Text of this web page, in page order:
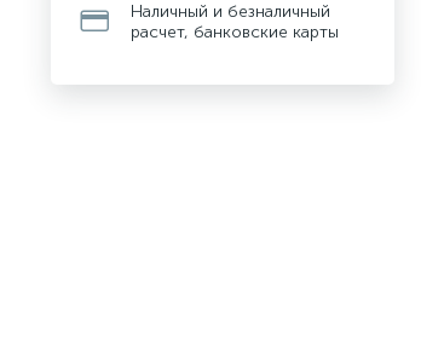
Наличный и безналичный
расчет, банковские карты